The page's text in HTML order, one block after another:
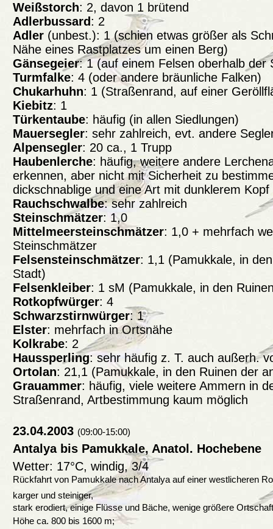
Weißstorch: 2, davon 1 brütend
Adlerbussard: 2
Adler (unbest.): 1 (schien etwas größer als
Nähe eines Rastplatzes um einen Berg)
Gänsegeier: 1 (auf einem Felsen oberhalb der
Turmfalke: 4 (oder andere bräunliche Falken)
Chukarhuhn: 1 (Straßenrand, auf einer
Kiebitz: 1
Türkentaube: häufig (in allen Siedlungen)
Mauersegler: sehr zahlreich, evt. andere
Alpensegler: 20 ca., 1 Trupp
Haubenlerche: häufig, weitere andere
erkennen, aber nicht mit Sicherheit zu
dickschnablige und eine Art mit dunklerem Kopf
Rauchschwalbe: sehr zahlreich
Steinschmätzer: 1,0
Mittelmeersteinschmätzer: 1,0 + mehrfach
Steinschmätzer
Felsensteinschmätzer: 1,1 (Pamukkale, in
Stadt)
Felsenkleiber: 1 sM (Pamukkale, in den
Rotkopfwürger: 4
Schwarzstirnwürger: 1
Elster: mehrfach in Ortsnähe
Kolkrabe: 2
Haussperling: sehr häufig z. T. auch außerh.
Ortolan: 21,1 (Pamukkale, in den Ruinen der
Grauammer: häufig, viele weitere Ammern in
Straßenrand, Artbestimmung kaum möglich
23.04.2003 (09:00-15:00)
Antalya bis Pamukkale, Anatol. Hochebene
Wetter: 17°C, windig, 3/4
Rückfahrt von Pamukkale nach Antalya auf einer westlicheren
karger und steiniger,
stark erodiert, einige Flüsse und Bäche, wenige größere
Höhe ca. 800 bis 1600 m;